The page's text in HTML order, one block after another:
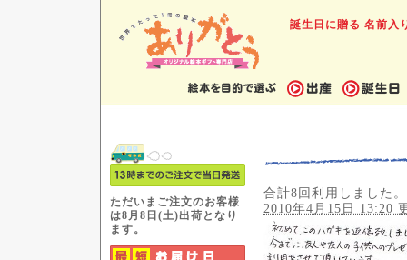
誕生日に贈る 名前入
合計8回利用しました。
2010年4月15日 13:20